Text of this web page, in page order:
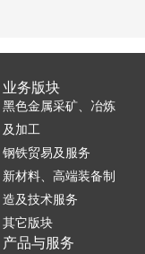
业务版块
黑色金属采矿、冶炼
及加工
钢铁贸易及服务
新材料、高端装备制
造及技术服务
其它版块
产品与服务